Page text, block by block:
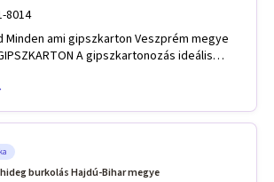
8014
Minden ami gipszkarton Veszprém megye
A gipszkartonozás ideális
burkolás Hajdú-Bihar megye